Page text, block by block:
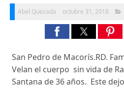
Abel Quezada octubre 31, 2018
San Pedro de Macorís.RD.
Velan el cuerpo sin vida de
Santana de 36 años. Este